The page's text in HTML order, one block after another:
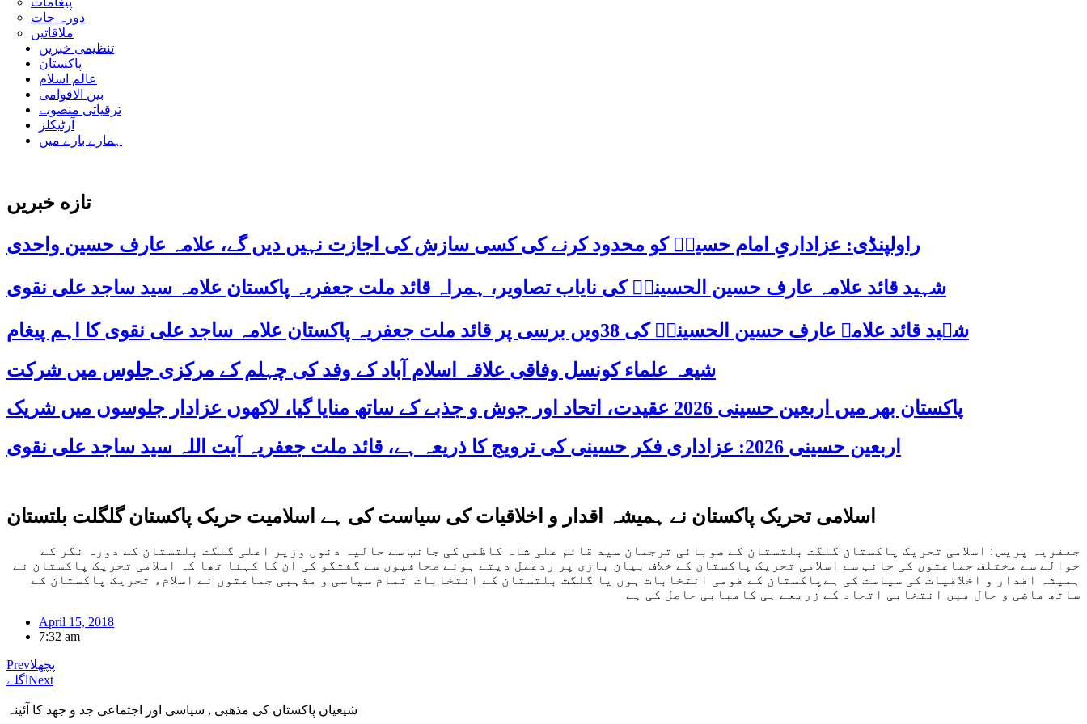
دورہ جات
ملاقاتیں
تنظیمی خبریں
پاکستان
عالم اسلام
بین الاقوامی
ترقیاتی منصوبے
آرٹیکلز
ہمارے بارے میں
تازه خبریں
راولپنڈی: عزاداریِ امام حسینؑ کو محدود کرنے کی کسی سازش کی اجازت نہیں دیں گے، علامہ عارف حسین واحدی
شہید قائد علامہ عارف حسین الحسینیؒ کی نایاب تصاویر، ہمراہ قائد ملت جعفریہ پاکستان علامہ سید ساجد علی نقوی
شہید قائد علامہ عارف حسین الحسینیؒ کی 38ویں برسی پر قائد ملت جعفریہ پاکستان علامہ ساجد علی نقوی کا اہم پیغام
شیعہ علماء کونسل وفاقی علاقہ اسلام آباد کے وفد کی چہلم کے مرکزی جلوس میں شرکت
پاکستان بھر میں اربعین حسینی 2026 عقیدت، اتحاد اور جوش و جذبے کے ساتھ منایا گیا، لاکھوں عزادار جلوسوں میں شریک
اربعین حسینی 2026: عزاداری فکر حسینی کی ترویج کا ذریعہ ہے، قائد ملت جعفریہ آیت اللہ سید ساجد علی نقوی
اسلامی تحریک پاکستان نے ہمیشہ اقدار و اخلاقیات کی سیاست کی ہے اسلامیت حریک پاکستان گلگلت بلتستان
جعفریہ پریس : اسلامی تحریک پاکستان گلگت بلتستان کے صوبائی ترجمان سید قائم علی شاہ کاظمی کی جانب سے حالیہ دنوں وزیر اعلی گلگت بلتستان کے دورہ نگر کے
حوالے سے مختلف جماعتوں کی جانب سے اسلامی تحریک پاکستان کے خلاف بیان بازی پر ردعمل دیتے ہوئے صحافیوں سے گفتگو کی ان کا کہنا تھا کہ اسلامی تحریک پاکستان نے
ہمیشہ اقدار و اخلاقیات کی سیاست کی ہےپاکستان کے قومی انتخابات ہوں یا گلگت بلتستان کے انتخابات تمام سیاسی و مذہبی جماعتوں نے اسلامء تحریک پاکستان کے
ساتھ ماضی و حال میں انتخابی اتحاد کے زریعے ہی کامبابی حاصل کی ہے
April 15, 2018
7:32 am
Prevپچھلا
اگلے Next
شیعیان پاکستان کی مذهبی , سیاسی اور اجتماعی جد و جهد کا آئینہ